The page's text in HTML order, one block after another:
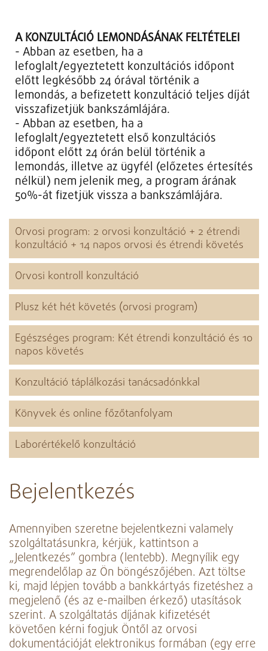
A KONZULTÁCIÓ LEMONDÁSÁNAK FELTÉTELEI
- Abban az esetben, ha a
lefoglalt/egyeztetett konzultációs időpont
előtt legkésőbb 24 órával történik a
lemondás, a befizetett konzultáció teljes díját
visszafizetjük bankszámlájára.
- Abban az esetben, ha a
lefoglalt/egyeztetett első konzultációs
időpont előtt 24 órán belül történik a
lemondás, illetve az ügyfél (előzetes értesítés
nélkül) nem jelenik meg, a program árának
50%-át fizetjük vissza a bankszámlájára.
Orvosi program: 2 orvosi konzultáció + 2 étrendi
konzultáció + 14 napos orvosi és étrendi követés
Orvosi kontroll konzultáció
Plusz két hét követés (orvosi program)
Egészséges program: Két étrendi konzultáció és 10
napos követés
Konzultáció táplálkozási tanácsadónkkal
Könyvek és online főzőtanfolyam
Laborértékelő konzultáció
Bejelentkezés
Amennyiben szeretne bejelentkezni valamely
szolgáltatásunkra, kérjük, kattintson a
„Jelentkezés” gombra (lentebb). Megnyílik egy
megrendelőlap az Ön böngészőjében. Azt töltse
ki, majd lépjen tovább a bankkártyás fizetéshez a
megjelenő (és az e-mailben érkező) utasítások
szerint. A szolgáltatás díjának kifizetését
követően kérni fogjuk Öntől az orvosi
dokumentációját elektronikus formában (egy erre